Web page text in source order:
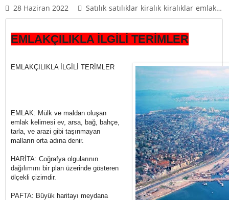
28 Haziran 2022 Satılık Satılıklar Kiralık Kiralıklar Emlak
EMLAKÇILIKLA İLGİLİ TERİMLER
EMLAKÇILIKLA İLGİLİ TERİMLER
EMLAK: Mülk ve maldan oluşan
emlak kelimesi ev, arsa, bağ, bahçe,
tarla, ve arazi gibi taşınmayan
malların orta adına denir.
HARİTA: Coğrafya olgularının
dağılımını bir plan üzerinde gösteren
ölçekli çizimdir.
PAFTA: Büyük haritayı meydana